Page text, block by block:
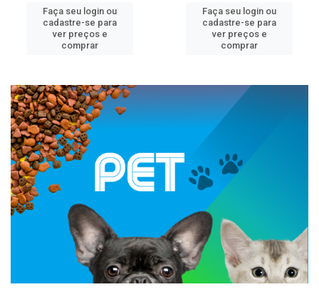
Faça seu login ou
cadastre-se para
ver preços e
comprar
Faça seu login ou
cadastre-se para
ver preços e
comprar